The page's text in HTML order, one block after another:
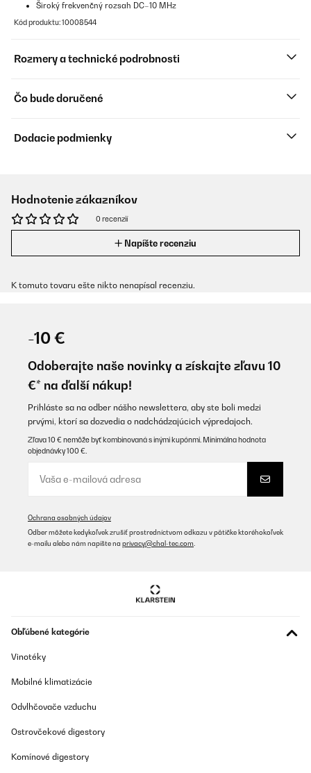
Široký frekvenčný rozsah DC–10 MHz
Kód produktu: 10008544
Rozmery a technické podrobnosti
Čo bude doručené
Dodacie podmienky
Hodnotenie zákazníkov
0 recenzií
Napíšte recenziu
K tomuto tovaru ešte nikto nenapísal recenziu.
-10 €
Odoberajte naše novinky a získajte zľavu 10
€* na ďalší nákup!
Prihláste sa na odber nášho newslettera, aby ste boli medzi
prvými, ktorí sa dozvedia o nadchádzajúcich výpredajoch.
Zľava 10 € nemôže byť kombinovaná s inými kupónmi. Minimálna hodnota
objednávky 100 €.
Ochrana osobných údajov
Odber môžete kedykoľvek zrušiť prostredníctvom odkazu v pätičke ktoréhokoľvek
e-mailu alebo nám napíšte na privacy@chal-tec.com
Obľúbené kategórie
Vinotéky
Mobilné klimatizácie
Odvlhčovače vzduchu
Ostrovčekové digestory
Komínové digestory